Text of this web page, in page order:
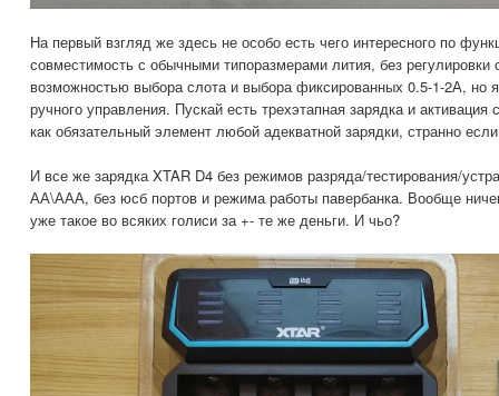
На первый взгляд же здесь не особо есть чего интересного по
совместимость с обычными типоразмерами лития, без регулировки
возможностью выбора слота и выбора фиксированных 0.5-1-2А, но
ручного управления. Пускай есть трехэтапная зарядка и
как обязательный элемент любой адекватной зарядки, странно
И все же зарядка XTAR D4 без режимов разряда/тестирования/
АА\ААА, без юсб портов и режима работы павербанка. Вообще
уже такое во всяких голиси за +- те же деньги. И чьо?